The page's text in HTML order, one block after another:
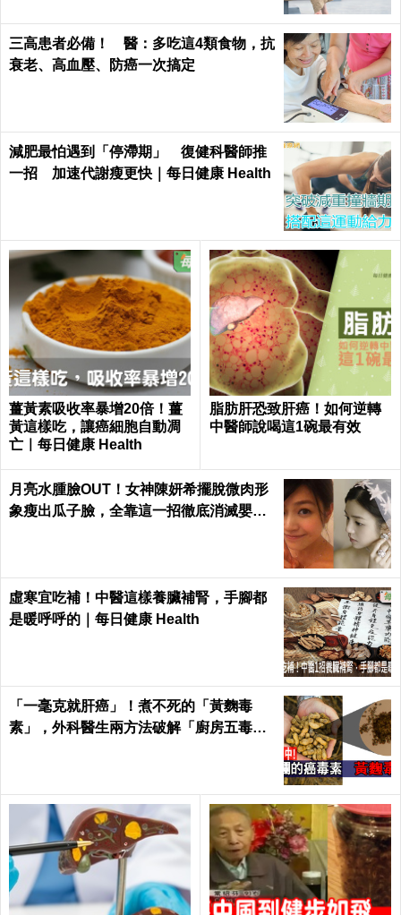
三高患者必備！ 醫：多吃這4類食物，抗
衰老、高血壓、防癌一次搞定
減肥最怕遇到「停滯期」 復健科醫師推
一招 加速代謝瘦更快｜每日健康 Health
薑黃素吸收率暴增20倍！薑
黃這樣吃，讓癌細胞自動凋
亡｜每日健康 Health
脂肪肝恐致肝癌！如何逆轉
中醫師說喝這1碗最有效
月亮水腫臉OUT！女神陳妍希擺脫微肉形
象瘦出瓜子臉，全靠這一招徹底消滅嬰兒
虛寒宜吃補！中醫這樣養臟補腎，手腳都
是暖呼呼的｜每日健康 Health
「一毫克就肝癌」！煮不死的「黃麴毒
素」，外科醫生兩方法破解「廚房五毒